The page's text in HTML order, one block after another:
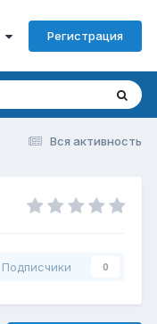
Регистрация
Вся активность
Подписчики 0